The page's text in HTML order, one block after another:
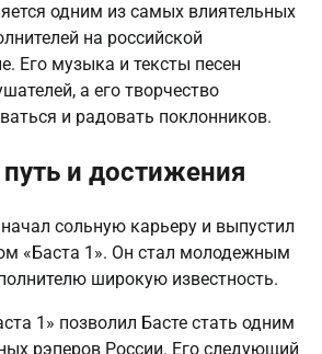
одним из самых влиятельных
на российской
Его музыка и тексты песен
а его творчество
и радовать поклонников.
и достижения
сольную карьеру и выпустил
«Баста 1». Он стал молодежным
широкую известность.
1» позволил Басте стать одним
рэперов России. Его следующий